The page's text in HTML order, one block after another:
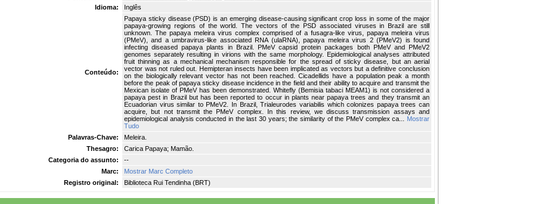
Idioma:
Inglês
Conteúdo:
Papaya sticky disease (PSD) is an emerging disease-causing significant crop loss in some of the major
papaya-growing regions of the world. The vectors of the PSD associated viruses in Brazil are still
unknown. The papaya meleira virus complex comprised of a fusagra-like virus, papaya meleira virus
(PMeV), and a umbravirus-like associated RNA (ulaRNA), papaya meleira virus 2 (PMeV2) is found
infecting diseased papaya plants in Brazil. PMeV capsid protein packages both PMeV and PMeV2
genomes separately resulting in virions with the same morphology. Epidemiological analyses attributed
fruit thinning as a mechanical mechanism responsible for the spread of sticky disease, but an aerial
vector was not ruled out. Hemipteran insects have been implicated as vectors but a definitive conclusion
on the biologically relevant vector has not been reached. Cicadellids have a population peak a month
before the peak of papaya sticky disease incidence in the field and their ability to acquire and transmit the
Mexican isolate of PMeV has been demonstrated. Whitefly (Bemisia tabaci MEAM1) is not considered a
papaya pest in Brazil but has been reported to occur in plants near papaya trees and they transmit an
Ecuadorian virus similar to PMeV2. In Brazil, Trialeurodes variabilis which colonizes papaya trees can
acquire, but not transmit the PMeV complex. In this review, we discuss transmission assays and
epidemiological analysis conducted in the last 30 years; the similarity of the PMeV complex ca... Mostrar
Tudo
Palavras-Chave:
Meleira.
Thesagro:
Carica Papaya; Mamão.
Categoria do assunto:
--
Marc:
Mostrar Marc Completo
Registro original:
Biblioteca Rui Tendinha (BRT)